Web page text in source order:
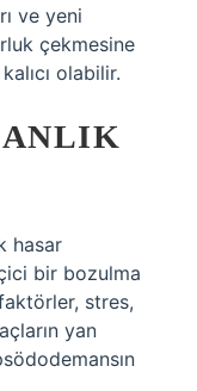
ve yeni
çekmesine
olabilir.
hasar
bir bozulma
stres,
yan